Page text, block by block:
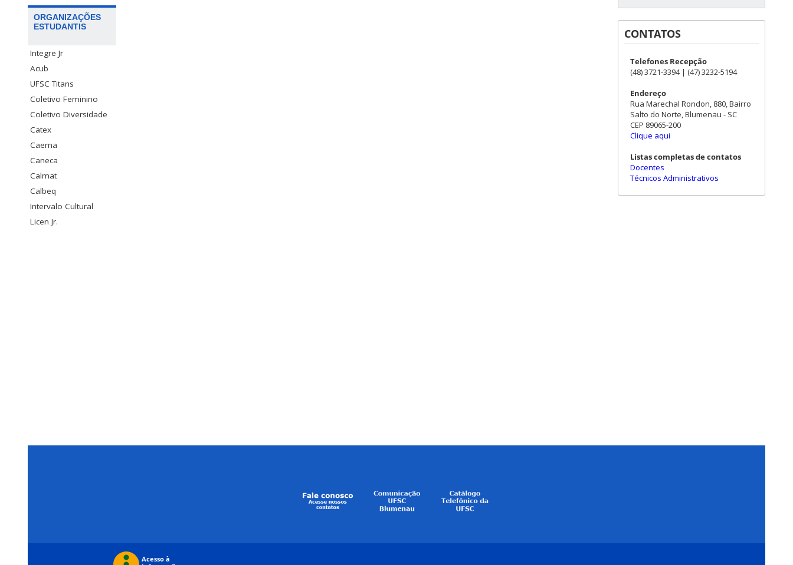
ORGANIZAÇÕES
ESTUDANTIS
Integre Jr
Acub
UFSC Titans
Coletivo Feminino
Coletivo Diversidade
Catex
Caema
Caneca
Calmat
Calbeq
Intervalo Cultural
Licen Jr.
CONTATOS
Telefones Recepção
(48) 3721-3394 | (47) 3232-5194
Endereço
Rua Marechal Rondon, 880, Bairro
Salto do Norte, Blumenau - SC
CEP 89065-200
Clique aqui
Listas completas de contatos
Docentes
Técnicos Administrativos